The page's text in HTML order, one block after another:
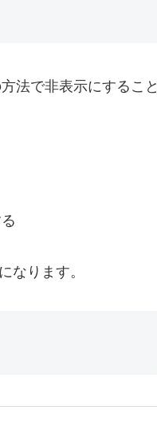
法で非表示にすること
なります。